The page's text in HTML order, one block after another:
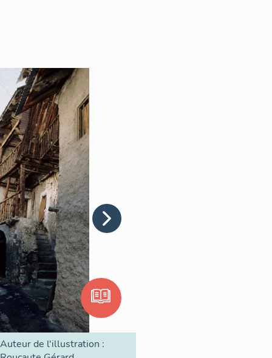
Auteur de l'illustration :